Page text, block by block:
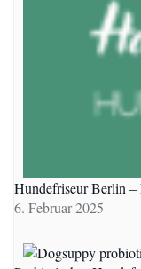
Hundefriseur Berlin
6. Februar 2025